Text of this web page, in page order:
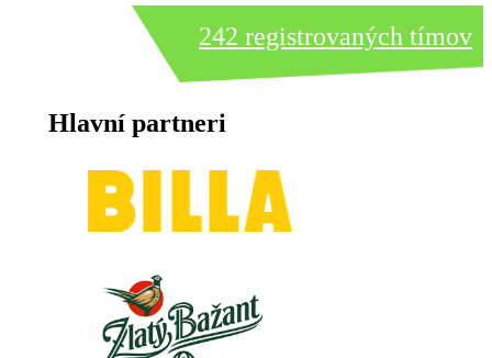
242 registrovaných tímov
Hlavní partneri